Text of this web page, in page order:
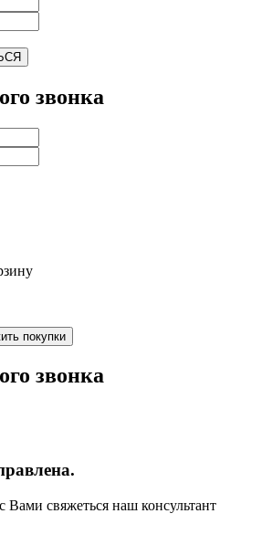
звонка
покупки
звонка
свяжеться наш консультант